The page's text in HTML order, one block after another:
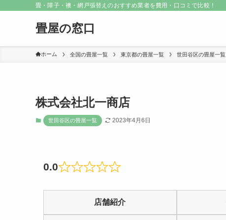
畳・障子・襖・網戸張替えのおすすめ業者を費用・口コミで比較！
畳屋の窓口
ホーム 全国の畳屋一覧 東京都の畳屋一覧 世田谷区の畳屋一覧
株式会社北一商店
世田谷区の畳屋一覧 2023年4月6日
0.0
Rated
0
out
店舗紹介